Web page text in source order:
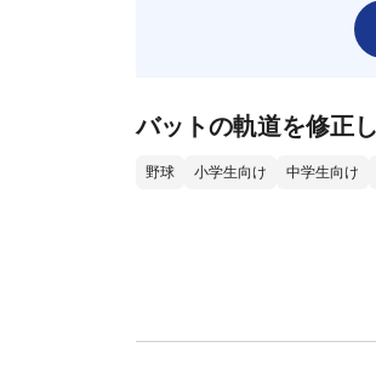
バットの軌道を修正
野球 小学生向け 中学生向け